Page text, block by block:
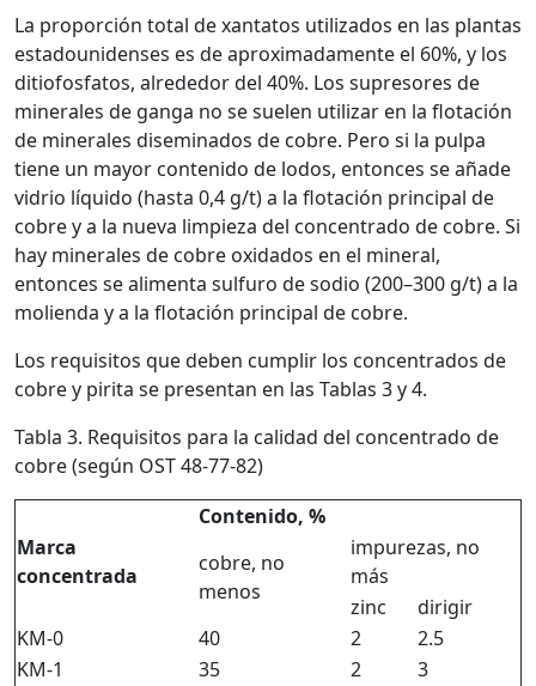
La proporción total de xantatos utilizados en las plantas
estadounidenses es de aproximadamente el 60%, y los
ditiofosfatos, alrededor del 40%. Los supresores de
minerales de ganga no se suelen utilizar en la flotación
de minerales diseminados de cobre. Pero si la pulpa
tiene un mayor contenido de lodos, entonces se añade
vidrio líquido (hasta 0,4 g/t) a la flotación principal de
cobre y a la nueva limpieza del concentrado de cobre. Si
hay minerales de cobre oxidados en el mineral,
entonces se alimenta sulfuro de sodio (200–300 g/t) a la
molienda y a la flotación principal de cobre.
Los requisitos que deben cumplir los concentrados de
cobre y pirita se presentan en las Tablas 3 y 4.
Tabla 3. Requisitos para la calidad del concentrado de
cobre (según OST 48-77-82)
Marca
concentrada
Contenido, %
cobre, no
menos
impurezas, no
más
zinc
dirigir
KM-0
40 2
2.5
KM-1
35 2 3